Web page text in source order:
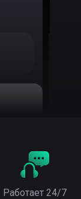
Работает 24/7